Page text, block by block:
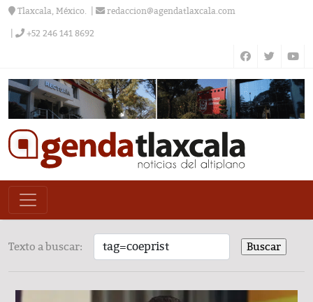
Tlaxcala, México. redaccion@agendatlaxcala.com
+52 246 141 8692
Texto a buscar: